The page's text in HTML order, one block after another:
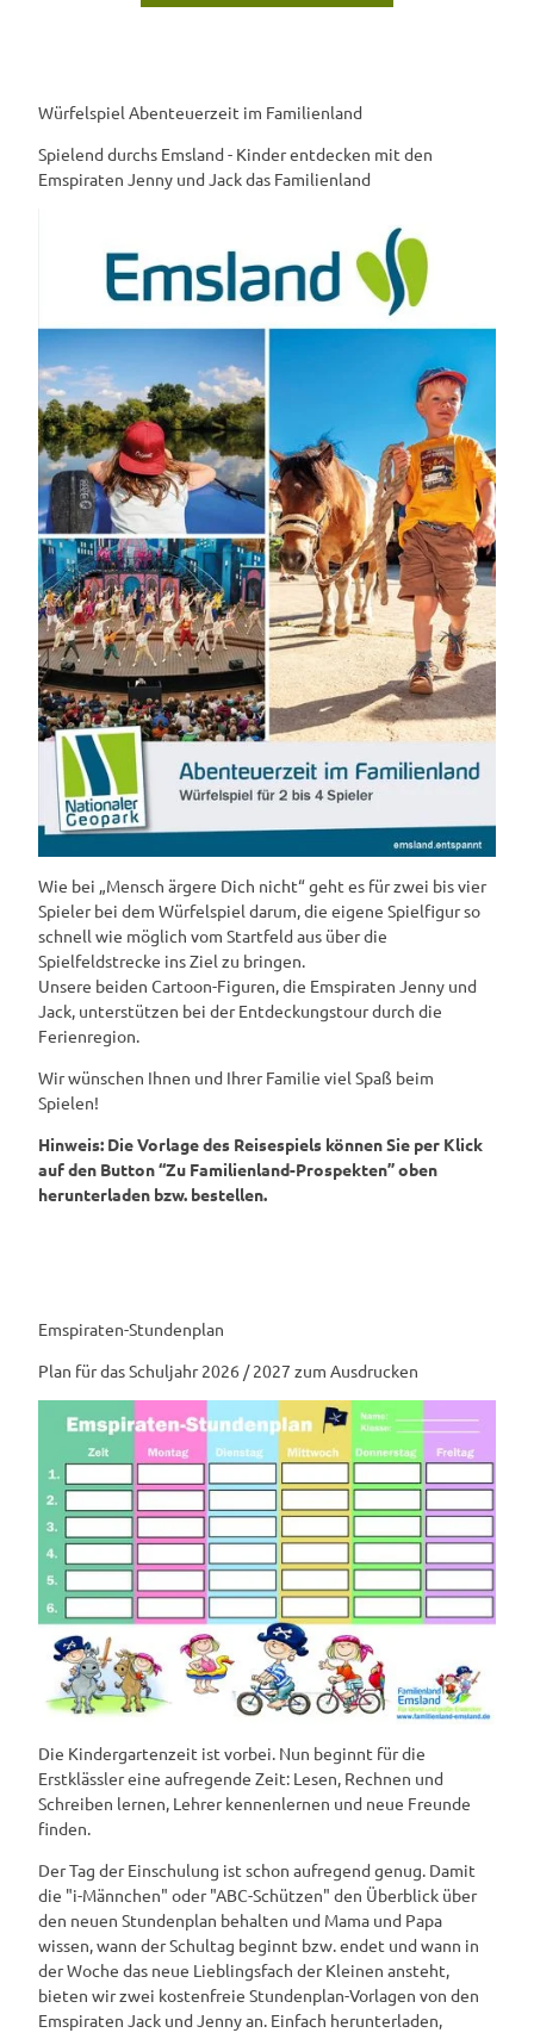
Würfelspiel Abenteuerzeit im Familienland
Spielend durchs Emsland - Kinder entdecken mit den
Emspiraten Jenny und Jack das Familienland
Wie bei „Mensch ärgere Dich nicht“ geht es für zwei bis vier
Spieler bei dem Würfelspiel darum, die eigene Spielfigur so
schnell wie möglich vom Startfeld aus über die
Spielfeldstrecke ins Ziel zu bringen.
Unsere beiden Cartoon-Figuren, die Emspiraten Jenny und
Jack, unterstützen bei der Entdeckungstour durch die
Ferienregion.
Wir wünschen Ihnen und Ihrer Familie viel Spaß beim
Spielen!
Hinweis: Die Vorlage des Reisespiels können Sie per Klick
auf den Button “Zu Familienland-Prospekten” oben
herunterladen bzw. bestellen.
Emspiraten-Stundenplan
Plan für das Schuljahr 2026 / 2027 zum Ausdrucken
Die Kindergartenzeit ist vorbei. Nun beginnt für die
Erstklässler eine aufregende Zeit: Lesen, Rechnen und
Schreiben lernen, Lehrer kennenlernen und neue Freunde
finden.
Der Tag der Einschulung ist schon aufregend genug. Damit
die "i-Männchen" oder "ABC-Schützen" den Überblick über
den neuen Stundenplan behalten und Mama und Papa
wissen, wann der Schultag beginnt bzw. endet und wann in
der Woche das neue Lieblingsfach der Kleinen ansteht,
bieten wir zwei kostenfreie Stundenplan-Vorlagen von den
Emspiraten Jack und Jenny an. Einfach herunterladen,